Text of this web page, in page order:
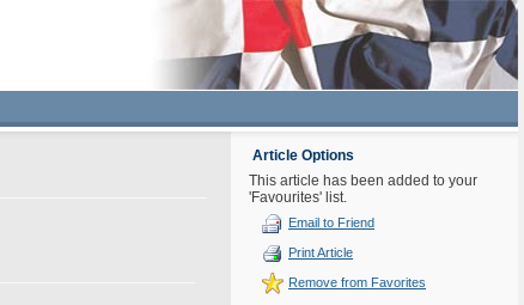
Article Options
This article has been added to your
'Favourites' list.
Email to Friend
Print Article
Remove from Favorites